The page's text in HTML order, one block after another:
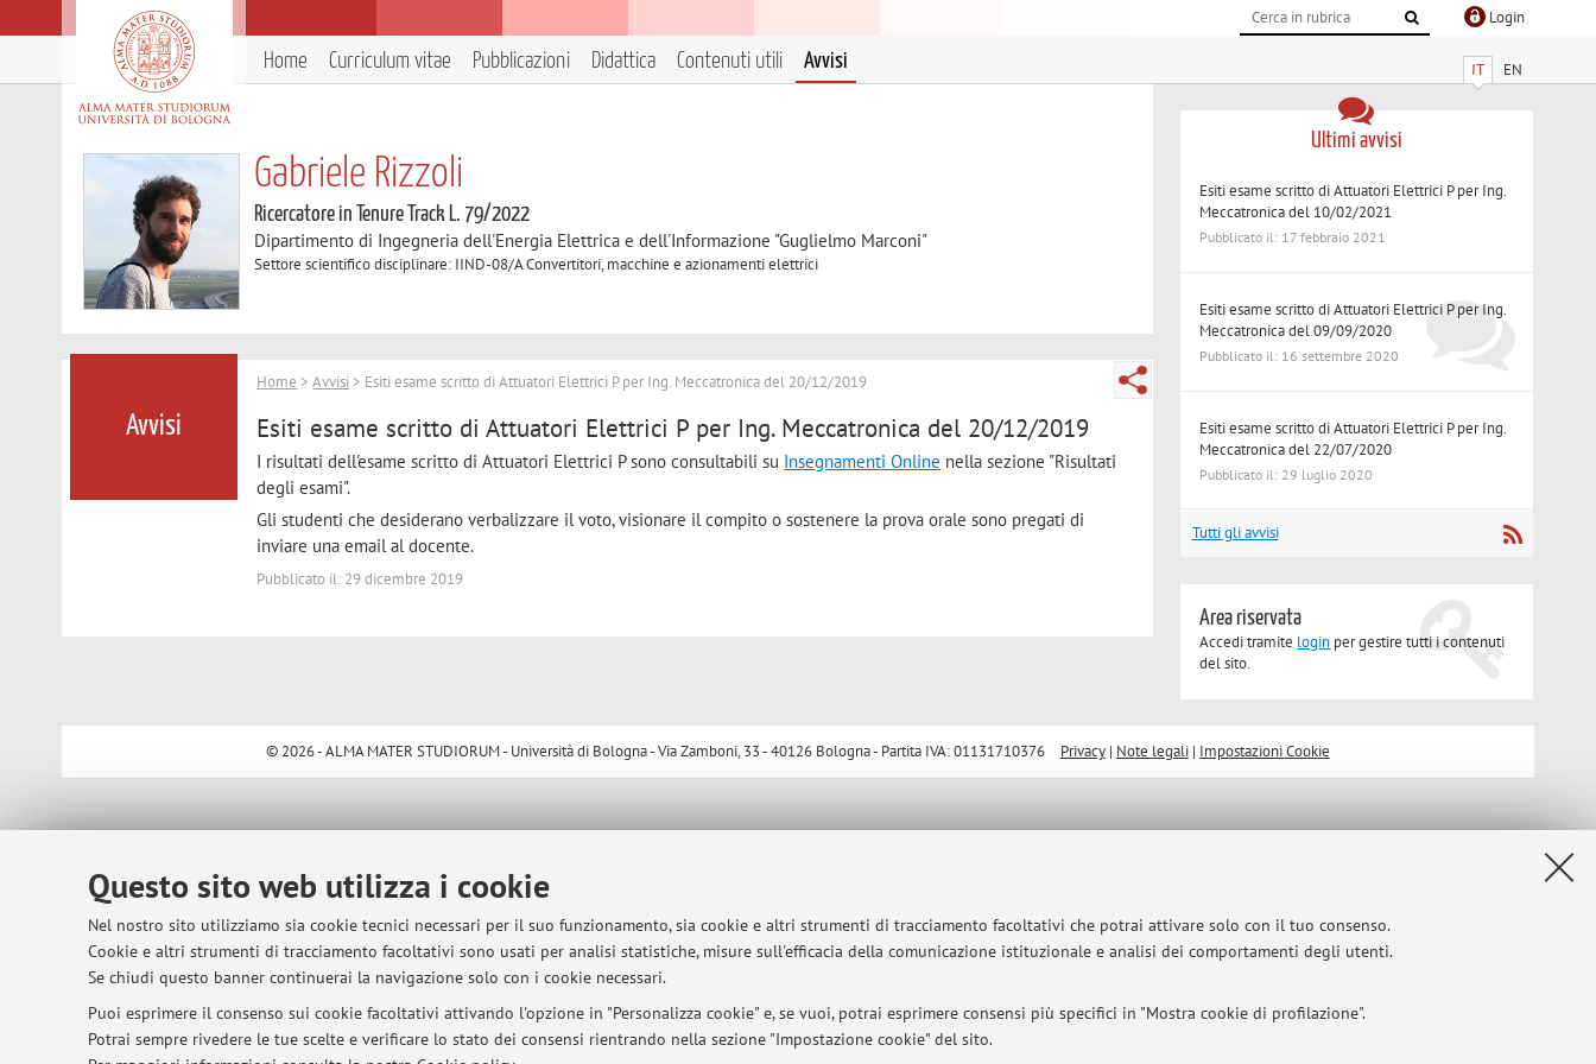
Questo sito web utilizza i cookie
Nel nostro sito utilizziamo sia cookie tecnici necessari per il suo funzionamento, sia cookie e altri strumenti di tracciamento facoltativi che potrai attivare solo con il tuo consenso.
Cookie e altri strumenti di tracciamento facoltativi sono usati per analisi statistiche, misure sull'efficacia della comunicazione istituzionale e analisi dei comportamenti degli utenti.
Se chiudi questo banner continuerai la navigazione solo con i cookie necessari.
Puoi esprimere il consenso sui cookie facoltativi attivando l'opzione in "Personalizza cookie" e, se vuoi, potrai esprimere consensi più specifici in "Mostra cookie di profilazione".
Potrai sempre rivedere le tue scelte e verificare lo stato dei consensi rientrando nella sezione "Impostazione cookie" del sito.
Login
IT EN
Home Curriculum vitae Pubblicazioni Didattica Contenuti utili Avvisi
Gabriele Rizzoli
Ricercatore in Tenure Track L. 79/2022
Dipartimento di Ingegneria dell'Energia Elettrica e dell'Informazione "Guglielmo Marconi"
Settore scientifico disciplinare: IIND-08/A Convertitori, macchine e azionamenti elettrici
Avvisi
Home >Avvisi > Esiti esame scritto di Attuatori Elettrici P per Ing. Meccatronica del 20/12/2019
Esiti esame scritto di Attuatori Elettrici P per Ing. Meccatronica del 20/12/2019
I risultati dell'esame scritto di Attuatori Elettrici P sono consultabili su Insegnamenti Online nella sezione "Risultati
degli esami".
Gli studenti che desiderano verbalizzare il voto, visionare il compito o sostenere la prova orale sono pregati di
inviare una email al docente.
Pubblicato il: 29 dicembre 2019
Ultimi avvisi
Esiti esame scritto di Attuatori Elettrici P per Ing.
Meccatronica del 10/02/2021
Pubblicato il: 17 febbraio 2021
Esiti esame scritto di Attuatori Elettrici P per Ing.
Meccatronica del 09/09/2020
Pubblicato il: 16 settembre 2020
Esiti esame scritto di Attuatori Elettrici P per Ing.
Meccatronica del 22/07/2020
Pubblicato il: 29 luglio 2020
Tutti gli avvisi
Area riservata
Accedi tramite login per gestire tutti i contenuti
del sito.
© 2026 - ALMA MATER STUDIORUM - Università di Bologna - Via Zamboni, 33 - 40126 Bologna - Partita IVA: 01131710376 Privacy| Note legali| Impostazioni Cookie